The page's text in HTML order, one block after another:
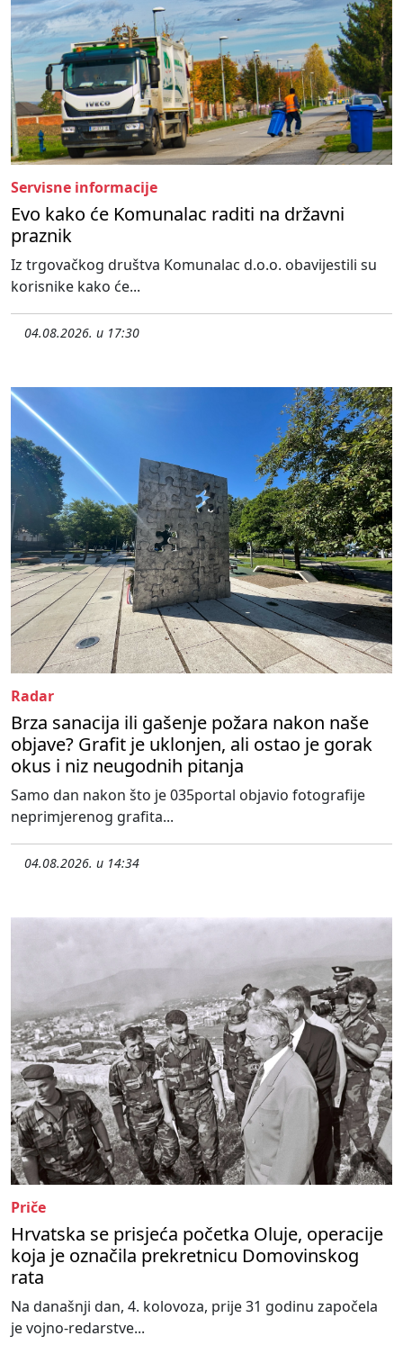
Servisne informacije
Evo kako će Komunalac raditi na državni
praznik
Iz trgovačkog društva Komunalac d.o.o. obavijestili su
korisnike kako će...
04.08.2026. u 17:30
Radar
Brza sanacija ili gašenje požara nakon naše
objave? Grafit je uklonjen, ali ostao je gorak
okus i niz neugodnih pitanja
Samo dan nakon što je 035portal objavio fotografije
neprimjerenog grafita...
04.08.2026. u 14:34
Priče
Hrvatska se prisjeća početka Oluje, operacije
koja je označila prekretnicu Domovinskog
rata
Na današnji dan, 4. kolovoza, prije 31 godinu započela
je vojno-redarstve...